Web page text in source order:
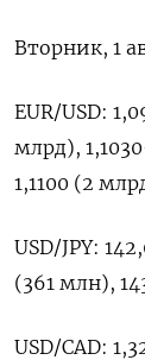
Вторник, 1
EUR/USD:
млрд),
1,1100 (2
USD/JPY:
(361 млн),
USD/CAD: